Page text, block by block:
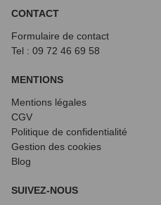
CONTACT
Formulaire de contact
Tel : 09 72 46 69 58
MENTIONS
Mentions légales
CGV
Politique de confidentialité
Gestion des cookies
Blog
SUIVEZ-NOUS